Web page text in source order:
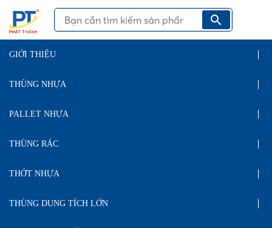
GIỚI THIỆU
THÙNG NHỰA
PALLET NHỰA
THÙNG RÁC
THỚT NHỰA
THÙNG DUNG TÍCH LỚN